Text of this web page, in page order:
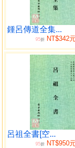
鍾呂傳道全集...
95折 NT$342
呂祖全書[空...
95折 NT$950